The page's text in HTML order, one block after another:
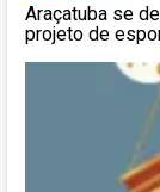
Araçatuba se
projeto de